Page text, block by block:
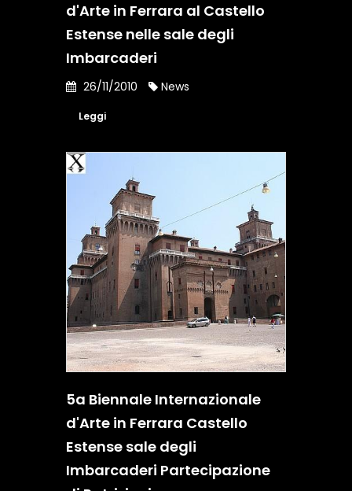
d'Arte in Ferrara al Castello
Estense nelle sale degli
Imbarcaderi
26/11/2010 News
Leggi
5a Biennale Internazionale
d'Arte in Ferrara Castello
Estense sale degli
Imbarcaderi Partecipazione